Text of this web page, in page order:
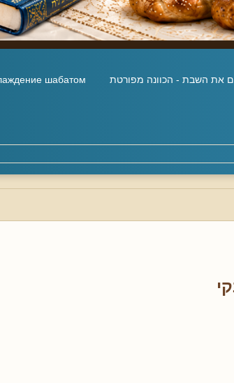
את השבת - הכוונה מפורטת шабатом